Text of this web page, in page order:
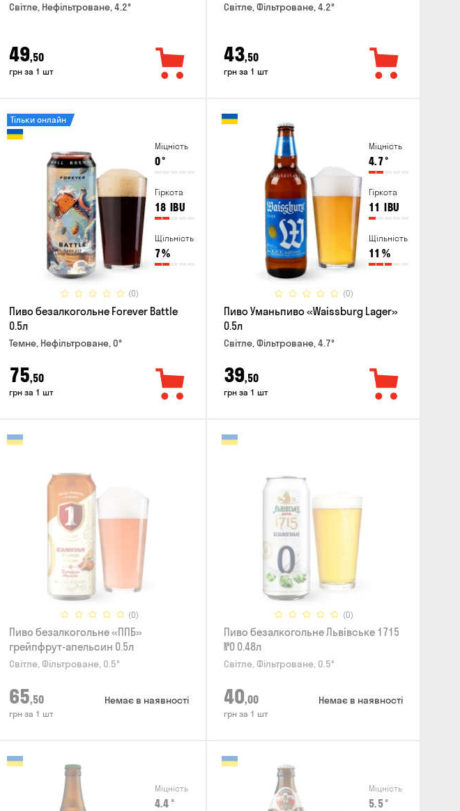
Світле, Нефільтроване, 4.2°
49,50
грн за 1 шт
Світле, Фільтроване, 4.2°
43,50
грн за 1 шт
Міцність
0°
Гіркота
18 IBU
Щільність
7%
(0)
Тільки онлайн
Пиво безалкогольне Forever Battle
0.5л
Темне, Нефільтроване, 0°
75,50
грн за 1 шт
Міцність
4.7°
Гіркота
11 IBU
Щільність
11 %
(0)
Пиво Уманьпиво «Waissburg Lager»
0.5л
Світле, Фільтроване, 4.7°
39,50
грн за 1 шт
(0)
Пиво безалкогольне «ППБ»
грейпфрут-апельсин 0.5л
Світле, Фільтроване, 0.5°
65,50
грн за 1 шт
Немає в наявності
(0)
Пиво безалкогольне Львівське 1715
№0 0.48л
Світле, Фільтроване, 0.5°
40,00
грн за 1 шт
Немає в наявності
Міцність
4.4 °
Міцність
5.5°